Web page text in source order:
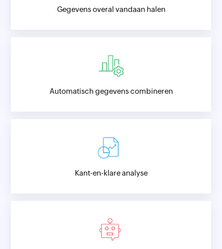
Gegevens overal vandaan halen
Automatisch gegevens combineren
Kant-en-klare analyse